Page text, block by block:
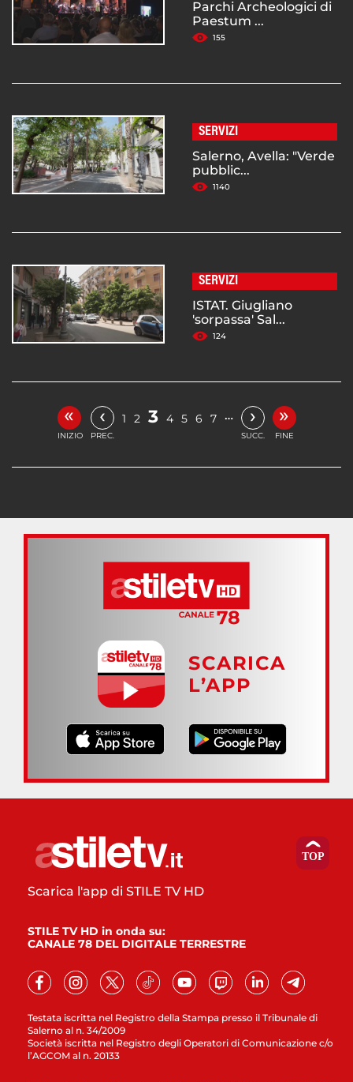
Parchi Archeologici di
Paestum ...
155
SERVIZI
Salerno, Avella: "Verde
pubblic...
1140
SERVIZI
ISTAT. Giugliano
'sorpassa' Sal...
124
«
INIZIO
‹
PREC.
1 2 3 4 5 6 7 … ›
SUCC.
»
FINE
SCARICA
L’APP
Testata iscritta nel Registro della Stampa presso il Tribunale di
Salerno al n. 34/2009
Società iscritta nel Registro degli Operatori di Comunicazione c/o
l’AGCOM al n. 20133
Scarica l'app di STILE TV HD
STILE TV HD in onda su:
CANALE 78 DEL DIGITALE TERRESTRE